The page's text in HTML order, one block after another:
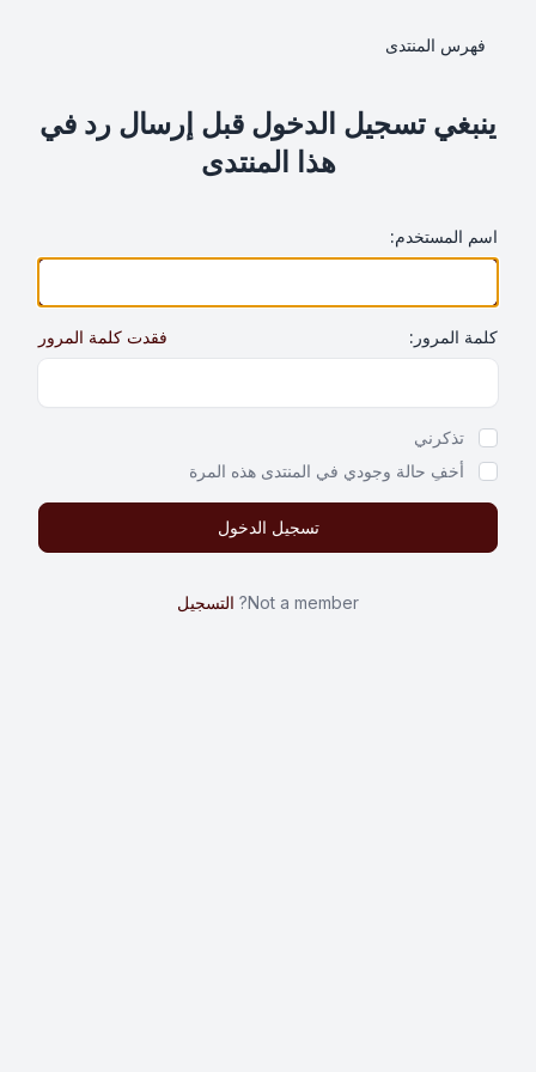
فهرس المنتدى
ينبغي تسجيل الدخول قبل إرسال رد في
هذا المنتدى
اسم المستخدم:
كلمة المرور: فقدت كلمة المرور
تذكرني
أخفِ حالة وجودي في المنتدى هذه المرة
Not a member? التسجيل